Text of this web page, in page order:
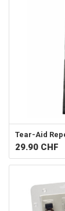
Tear-Aid
29.90 CHF